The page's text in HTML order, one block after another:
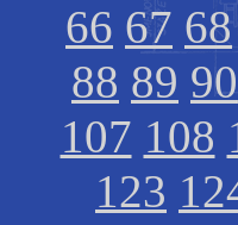
66 67 68
88 89 90
107 108
123